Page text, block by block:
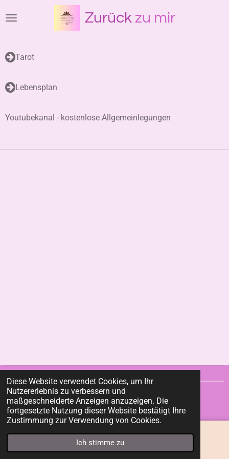
Diese Website verwendet Cookies, um Ihr
Nutzererlebnis zu verbessern und
maßgeschneiderte Anzeigen anzuzeigen. Die
fortgesetzte Nutzung dieser Website bestätigt Ihre
Zustimmung zur Verwendung von Cookies.
Ich stimme zu
Hauptinhalt
Zurück zu mir
Tarot
Lebensplan
Youtubekanal - kostenlose Allgemeinlegungen
© 2022 - 2023 Zurückzumir
Mit Unterstützung vonWebador